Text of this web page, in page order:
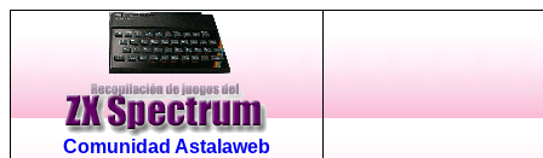
Comunidad Astalaweb